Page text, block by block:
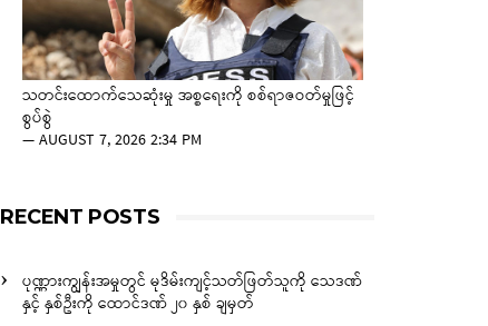
သတင်းထောက်သေဆုံးမှု အစ္စရေးကို စစ်ရာဇဝတ်မှုဖြင့်
စွပ်စွဲ
—AUGUST 7, 2026 2:34 PM
RECENT POSTS
ပုဏ္ဏားကျွန်းအမှုတွင် မုဒိမ်းကျင့်သတ်ဖြတ်သူကို သေဒဏ်
နှင့် နှစ်ဦးကို ထောင်ဒဏ် ၂၀ နှစ် ချမှတ်